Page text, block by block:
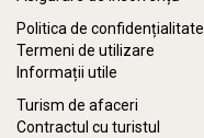
Politica de confidențialitate
Termeni de utilizare
Informații utile
Turism de afaceri
Contractul cu turistul